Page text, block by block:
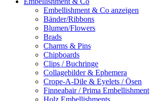
Embellishment & Co anzeigen
Bänder/Ribbons
Blumen/Flowers
Brads
Charms & Pins
Chipboards
Clips / Buchringe
Collagebilder & Ephemera
Crope-A-Dile & Eyelets / Ösen
Finneabair / Prima Embellishment
Holz Embellishments